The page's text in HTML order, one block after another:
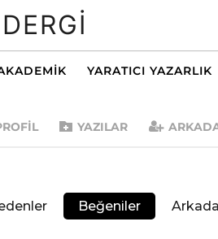
YARATICI YAZARLIK
YAZILAR
Beğeniler